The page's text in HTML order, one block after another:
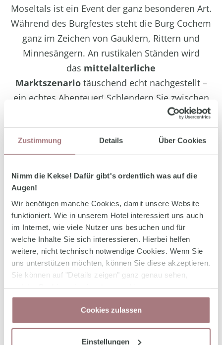
Zustimmung Details Über Cookies
Nimm die Kekse! Dafür gibt's ordentlich was auf die
Augen!
Wir benötigen manche Cookies, damit unsere Website
funktioniert. Wie in unserem Hotel interessiert uns auch
im Internet, wie viele Nutzer uns besuchen und für
welche Inhalte Sie sich interessieren. Hierbei helfen
weitere, nicht technisch notwendige Cookies. Wenn Sie
uns unterstützen möchten, können Sie diese akzeptieren.
Sie können auf "Details zeigen" ganz genau sehen,
Datenschutzerklärungjederzeit Ihre Zustimmung
wieder zurücknehmen.Cookies zulassen
Einstellungen
Moseltals ist ein Event der ganz besonderen Art.
Während des Burgfestes steht die Burg Cochem
ganz im Zeichen von Gauklern, Rittern und
Minnesängern. An rustikalen Ständen wird
das mittelalterliche
Marktszenariotäuschend echt nachgestellt –
ein echtes Abenteuer! Schlendern Sie zwischen
den alten Rittersleut, mischen Sie sich unter die
zahlreichen Besucher und lassen Sie sich ins
Mittelalter entführen. Hier wird Geschichte
greifbar und zu einem unvergesslichen Erlebnis.
Auf der gesamten Anlage herrscht geschäftiges
Treiben in mittelalterlichem Ambiente. Das
sehenswerte Programm reicht
vonHandwerkern, die die Kunst des
Bogenschnitzens vorführen, über Töpfer,
Drechsler und Lederer bis hin
zuWaffenschmieden, die ihr Können
präsentieren.Gauklergruppenversetzen die
Menge mit Feuerartistik, Jonglagen und Musik
auf traditionellen Instrumenten wie der
Sackpfeife ins
Minnesänger